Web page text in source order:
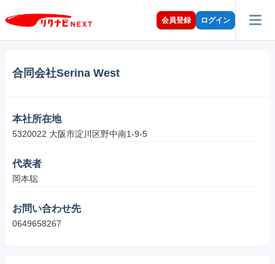
会員登録 ログイン
合同会社Serina West
本社所在地
5320022 大阪市淀川区野中南1-9-5
代表者
岡本聡
お問い合わせ先
0649658267